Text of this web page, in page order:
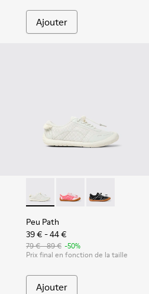
Ajouter
en textile et cuir
Peu Path - K800691-001 -
Peu Path -Peu Path -
Peu Path
39 € - 44 €
79 € - 89 € -50%
Prix final en fonction de la taille
Ajouter